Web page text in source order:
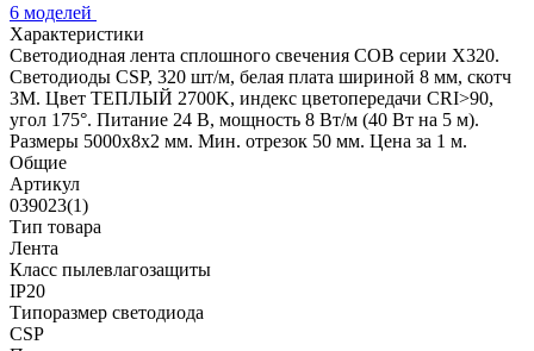
6 моделей
Характеристики
Светодиодная лента сплошного свечения COB серии X320.
Светодиоды CSP, 320 шт/м, белая плата шириной 8 мм, скотч
3M. Цвет ТЕПЛЫЙ 2700K, индекс цветопередачи CRI>90,
угол 175°. Питание 24 В, мощность 8 Вт/м (40 Вт на 5 м).
Размеры 5000х8х2 мм. Мин. отрезок 50 мм. Цена за 1 м.
Общие
Артикул
039023(1)
Тип товара
Лента
Класс пылевлагозащиты
IP20
Типоразмер светодиода
CSP